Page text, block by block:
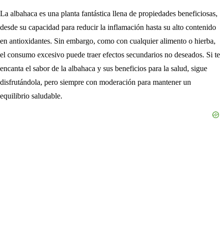
La albahaca es una planta fantástica llena de propiedades beneficiosas,
desde su capacidad para reducir la inflamación hasta su alto contenido
en antioxidantes. Sin embargo, como con cualquier alimento o hierba,
el consumo excesivo puede traer efectos secundarios no deseados. Si te
encanta el sabor de la albahaca y sus beneficios para la salud, sigue
disfrutándola, pero siempre con moderación para mantener un
equilibrio saludable.